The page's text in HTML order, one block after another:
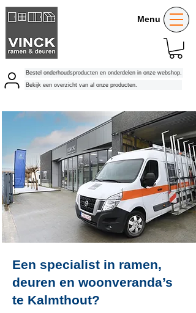
Bekijk een overzicht van al onze producten.
Bestel onderhoudsproducten en onderdelen in onze webshop.
Menu
Een specialist in ramen,
deuren en woonveranda’s
te Kalmthout?